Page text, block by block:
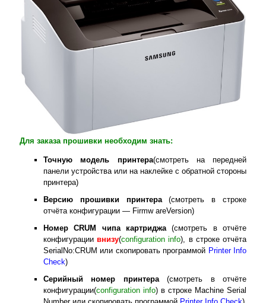
Для заказа прошивки необходим знать:
Точную модель принтера(смотреть на передней
панели устройства или на наклейке с обратной стороны
принтера)
Версию прошивки принтера(смотреть в строке
отчёта конфигурации — Firmw areVersion)
НомерCRUM чипа картриджа(смотреть в отчёте
конфигурациивнизу(configuration info), в строке отчёта
SerialNo:CRUM или скопировать программой Printer Info
Check)
Серийный номер принтера(смотреть в отчёте
конфигурации(configuration info) в строке Machine Serial